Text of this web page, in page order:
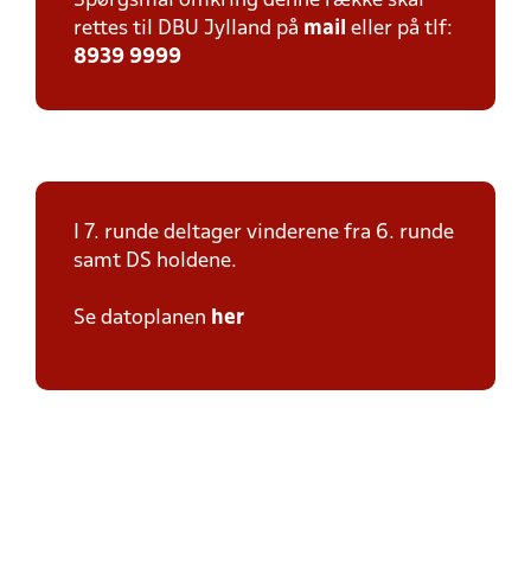
rettes til DBU Jylland på mail eller på tlf:
8939 9999
I 7. runde deltager vinderene fra 6. runde
samt DS holdene.
Se datoplanen her